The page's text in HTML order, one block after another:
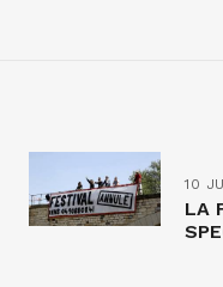
10
LA